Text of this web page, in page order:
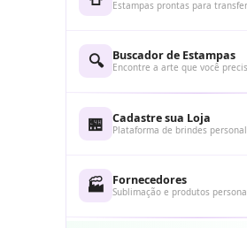
Estampas prontas para transfer
🔍 Buscador de Estampas
Encontre a arte que você
🏪 Cadastre sua Loja
Plataforma de brindes
🏭 Fornecedores
Sublimação e produtos